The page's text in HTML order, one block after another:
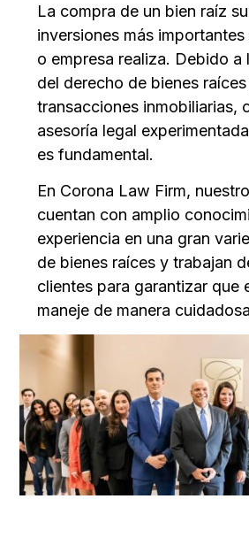
La compra de un bien raíz
inversiones más
o empresa realiza. Debido a
del derecho de bienes
transacciones inmobiliarias,
asesoría legal
es fundamental.
En Corona Law Firm,
cuentan con amplio
experiencia en una gran
de bienes raíces y trabajan
clientes para garantizar que
maneje de manera